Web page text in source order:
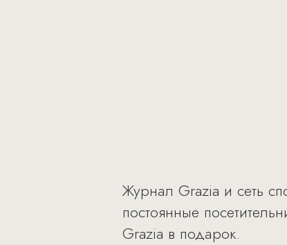
Журнал Grazia и сеть
постоянные
Grazia в подарок.